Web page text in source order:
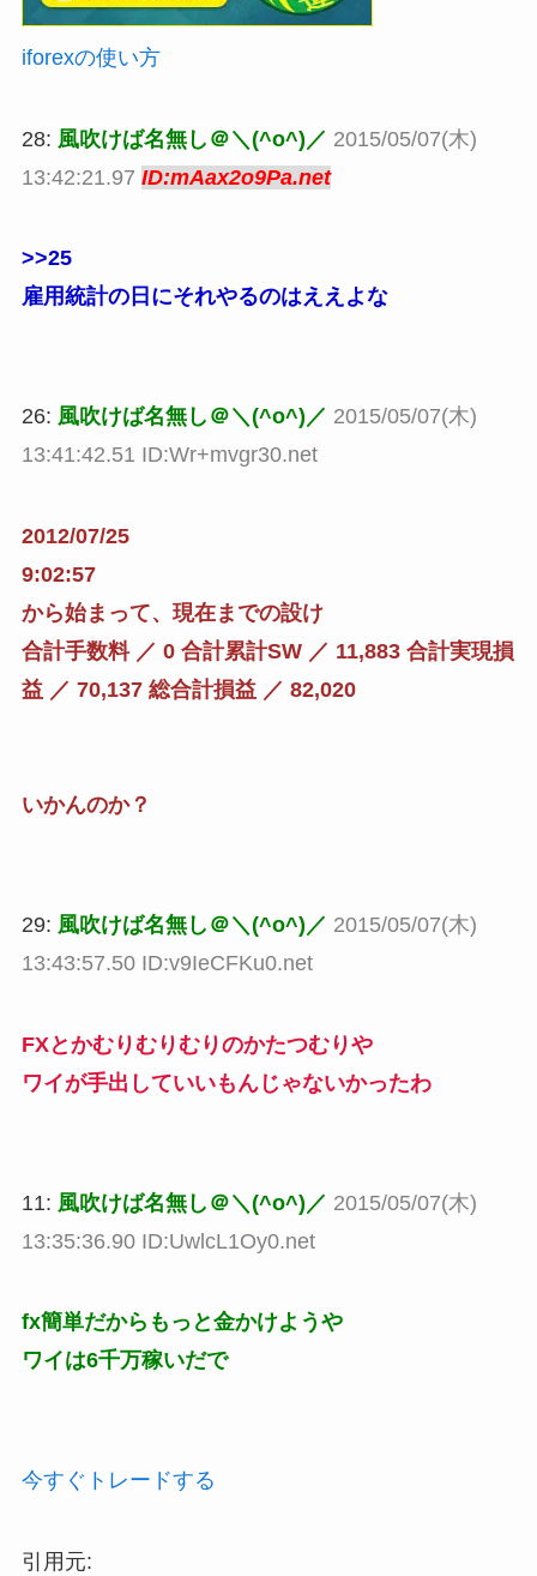
iforexの使い方
28: 風吹けば名無し＠＼(^o^)／ 2015/05/07(木)
13:42:21.97 ID:mAax2o9Pa.net
>>25
雇用統計の日にそれやるのはええよな
26: 風吹けば名無し＠＼(^o^)／ 2015/05/07(木)
13:41:42.51 ID:Wr+mvgr30.net
2012/07/25
9:02:57
から始まって、現在までの設け
合計手数料 ／ 0 合計累計SW ／ 11,883 合計実現損
益 ／ 70,137 総合計損益 ／ 82,020
いかんのか？
29: 風吹けば名無し＠＼(^o^)／ 2015/05/07(木)
13:43:57.50 ID:v9IeCFKu0.net
FXとかむりむりむりのかたつむりや
ワイが手出していいもんじゃないかったわ
11: 風吹けば名無し＠＼(^o^)／ 2015/05/07(木)
13:35:36.90 ID:UwlcL1Oy0.net
fx簡単だからもっと金かけようや
ワイは6千万稼いだで
今すぐトレードする
引用元: